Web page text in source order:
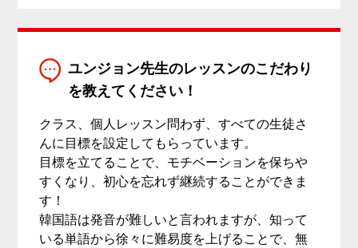
ユンジョン先生のレッスンのこだわり
を教えてください！
クラス、個人レッスン問わず、すべての生徒さ
んに目標を設定してもらっています。
目標を立てることで、モチベーションを保ちや
すくなり、初心を忘れず継続することができま
す！
韓国語は発音が難しいと言われますが、知って
いる単語から徐々に難易度を上げることで、無